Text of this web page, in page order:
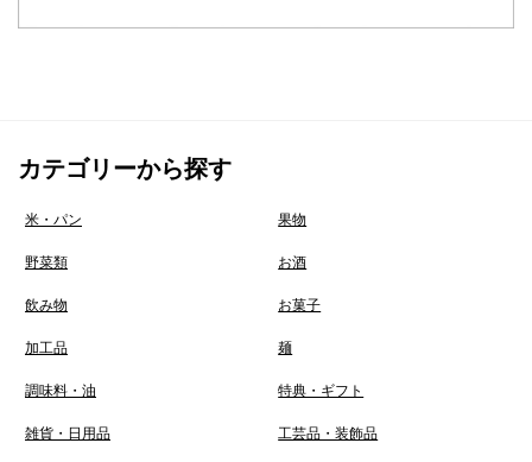
カテゴリーから探す
米・パン 果物
野菜類 お酒
飲み物 お菓子
加工品 麺
調味料・油 特典・ギフト
雑貨・日用品 工芸品・装飾品